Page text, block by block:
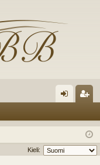
au
du
ist
er
Kieli: